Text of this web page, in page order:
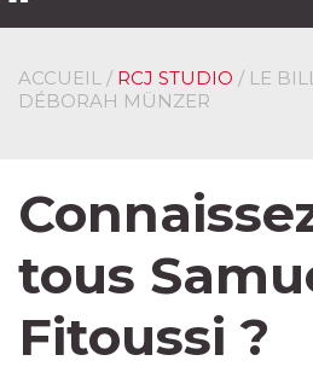
ACCUEIL / RCJ STUDIO / LE
DÉBORAH MÜNZER
tous
Fitoussi ?